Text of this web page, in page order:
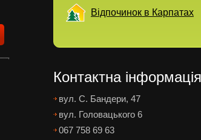
Відпочинок в Карпатах
Контактна інформація
вул. С. Бандери, 47
вул. Головацького 6
067 758 69 63